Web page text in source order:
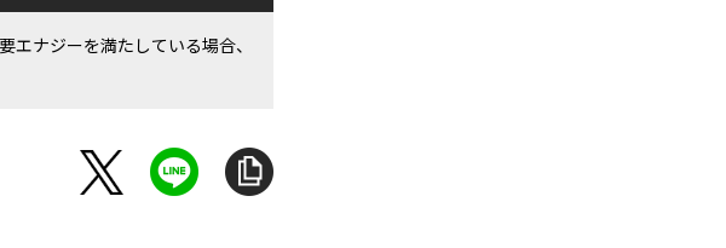
エナジーを満たしている場合、